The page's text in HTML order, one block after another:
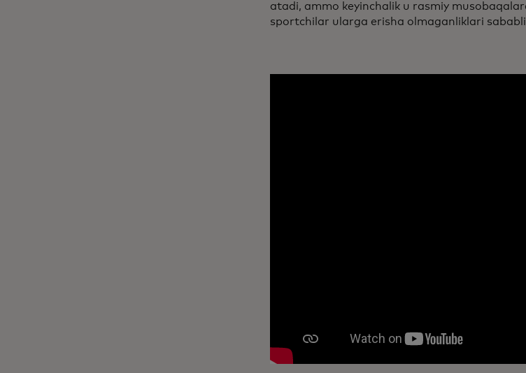
atadi, ammo keyinchalik u rasmiy
sportchilar ularga erisha olmaganliklari